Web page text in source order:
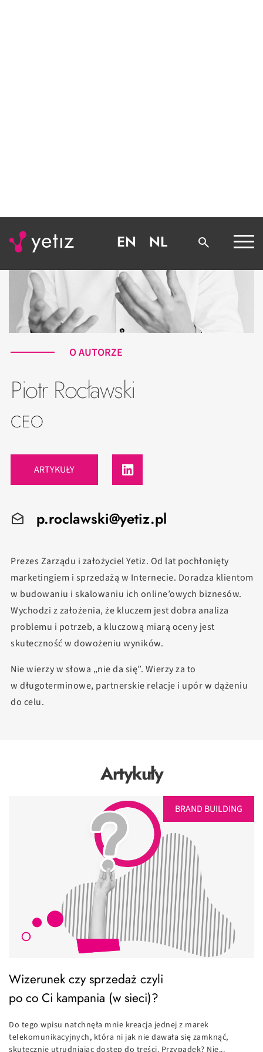
O AUTORZE
Piotr Rocławski
CEO
ARTYKUŁY
p.roclawski@yetiz.pl
Prezes Zarządu i założyciel Yetiz. Od lat pochłonięty
marketingiem i sprzedażą w Internecie. Doradza klientom
w budowaniu i skalowaniu ich online’owych biznesów.
Wychodzi z założenia, że kluczem jest dobra analiza
problemu i potrzeb, a kluczową miarą oceny jest
skuteczność w dowożeniu wyników.
Nie wierzy w słowa „nie da się”. Wierzy za to
w długoterminowe, partnerskie relacje i upór w dążeniu
do celu.
Artykuły
BRAND BUILDING
Wizerunek czy sprzedaż czyli
po co Ci kampania (w sieci)?
Do tego wpisu natchnęła mnie kreacja jednej z marek
telekomunikacyjnych, która ni jak nie dawała się zamknąć,
skutecznie utrudniając dostęp do treści. Przypadek? Nie...